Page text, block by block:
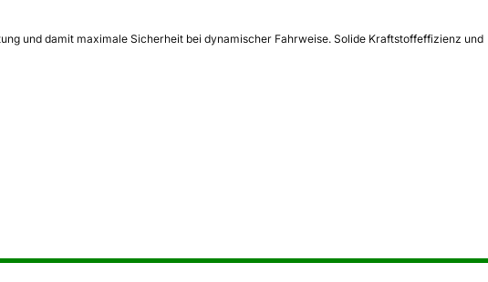
und damit maximale Sicherheit bei dynamischer Fahrweise. Solide Kraftstoffeffizienz und